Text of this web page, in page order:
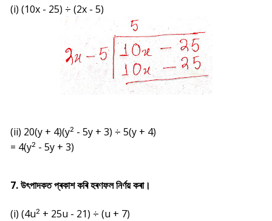
(i) (10x - 25) ÷ (2x - 5)
(ii) 20(y + 4)(y2 - 5y + 3) ÷ 5(y + 4)
= 4(y2 - 5y + 3)
7. উৎপাদকত প্ৰকাশ কৰি হৰণফল নিৰ্ণয় কৰা।
(i) (4u2 + 25u - 21) ÷ (u + 7)